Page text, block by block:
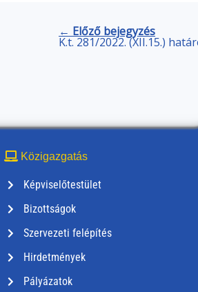
← Előző bejegyzés
K.t. 281/2022. (XII.15.)
Közigazgatás
Képviselőtestület
Bizottságok
Szervezeti felépítés
Hirdetmények
Pályázatok